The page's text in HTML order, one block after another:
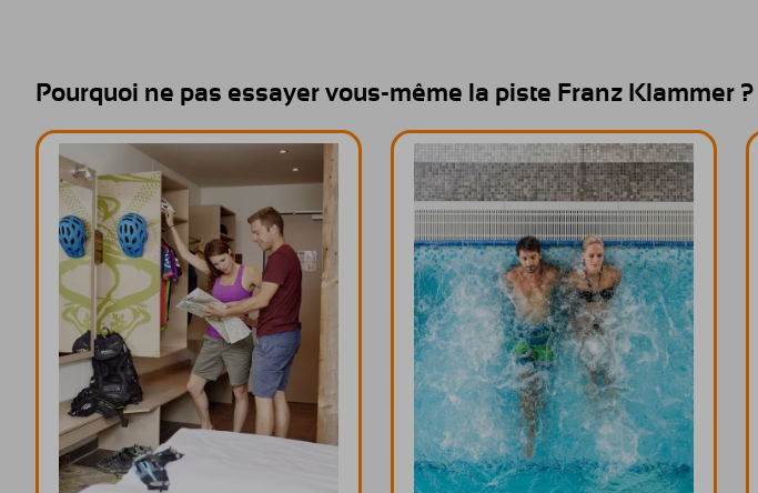
Pourquoi ne pas essayer vous-même la piste Franz Klammer ?